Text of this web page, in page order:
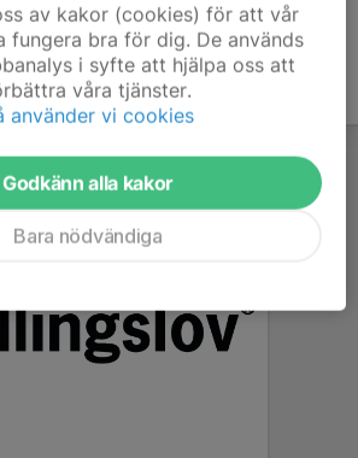
av kakor (cookies) för att vår
fungera bra för dig. De används
i syfte att hjälpa oss att
våra tjänster.
använder vi cookies
Godkänn alla kakor
Bara nödvändiga